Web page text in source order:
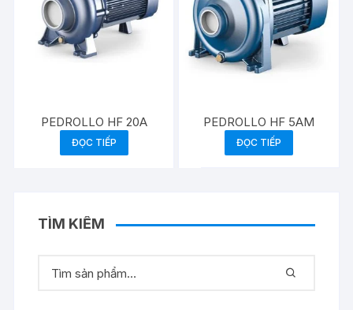
PEDROLLO HF 20A
ĐỌC TIẾP
PEDROLLO HF 5AM
ĐỌC TIẾP
TÌM KIẾM